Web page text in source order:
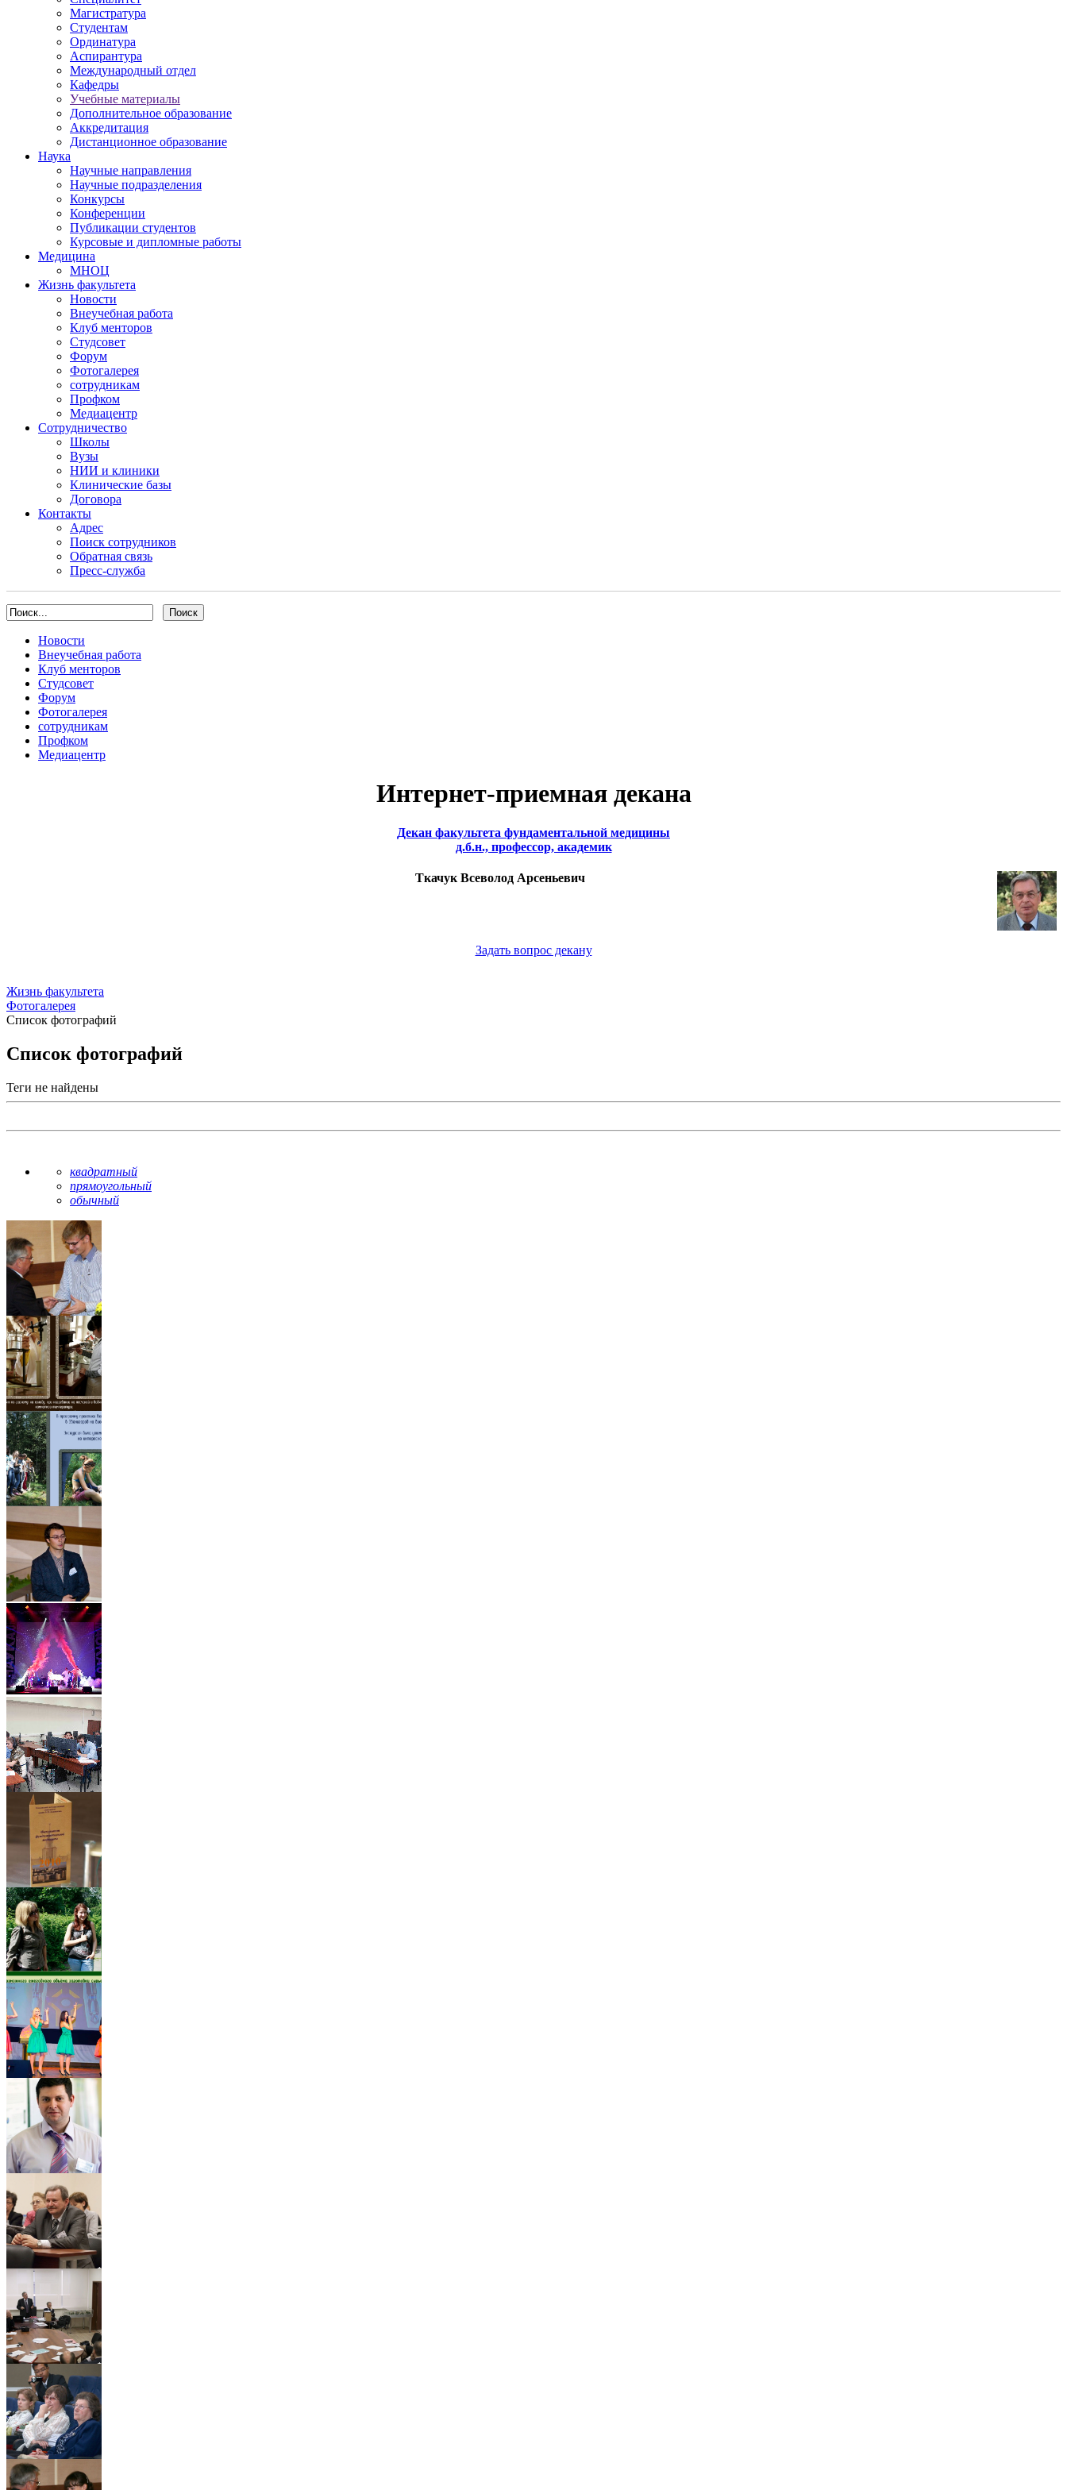
Магистратура
Студентам
Ординатура
Аспирантура
Международный отдел
Кафедры
Учебные материалы
Дополнительное образование
Аккредитация
Дистанционное образование
Наука
Научные направления
Научные подразделения
Конкурсы
Конференции
Публикации студентов
Курсовые и дипломные работы
Медицина
МНОЦ
Жизнь факультета
Новости
Внеучебная работа
Клуб менторов
Студсовет
Форум
Фотогалерея
сотрудникам
Профком
Медиацентр
Сотрудничество
Школы
Вузы
НИИ и клиники
Клинические базы
Договора
Контакты
Адрес
Поиск сотрудников
Обратная связь
Пресс-служба
Новости
Внеучебная работа
Клуб менторов
Студсовет
Форум
Фотогалерея
сотрудникам
Профком
Медиацентр
Интернет-приемная декана
Декан факультета фундаментальной медицины
д.б.н., профессор, академик
Ткачук Всеволод Арсеньевич
Задать вопрос декану
Жизнь факультета
Фотогалерея
Список фотографий
Список фотографий
Теги не найдены
квадратный
прямоугольный
обычный